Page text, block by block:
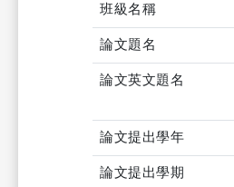
班級名稱
論文題名
論文英文題名
論文提出學年
論文提出學期